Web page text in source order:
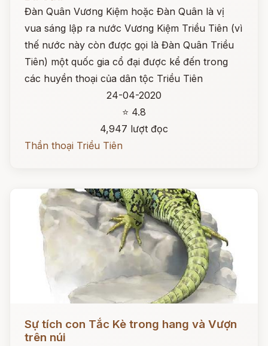
Đàn Quân Vương Kiệm hoặc Đàn Quân là vị
vua sáng lập ra nước Vương Kiệm Triều Tiên (vì
thế nước này còn được gọi là Đàn Quân Triều
Tiên) một quốc gia cổ đại được kể đến trong
các huyền thoại của dân tộc Triều Tiên
24-04-2020
⭐ 4.8
4,947 lượt đọc
Thần thoại Triều Tiên
Sự tích con Tắc Kè trong hang và Vượn
trên núi